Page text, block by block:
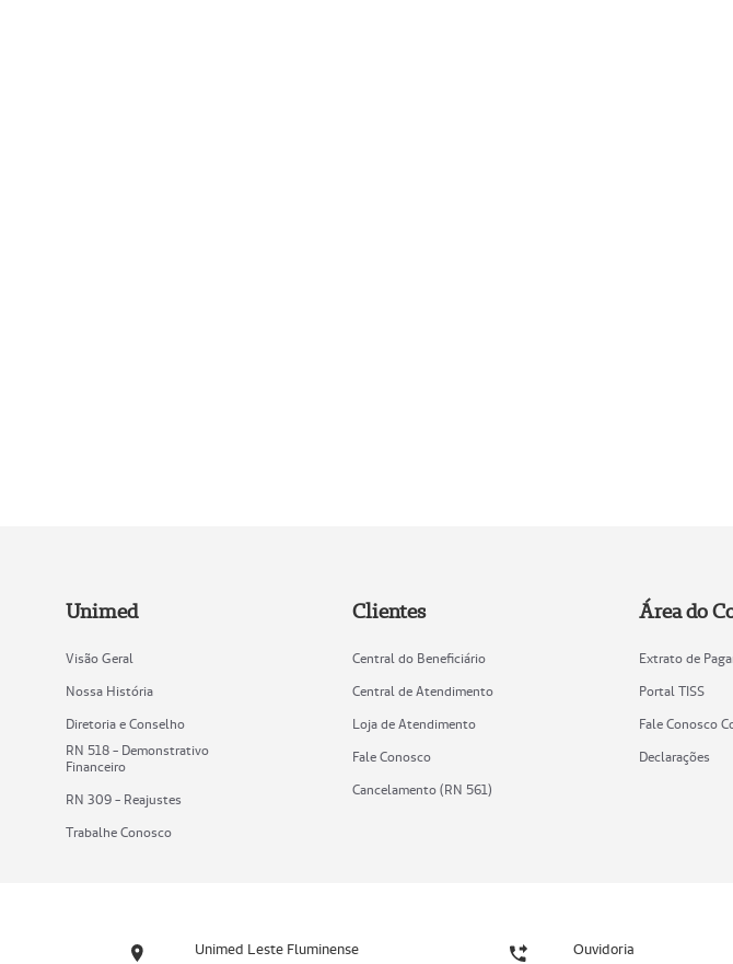
Unimed
Visão Geral
Nossa História
Diretoria e Conselho
RN 518 - Demonstrativo
Financeiro
RN 309 - Reajustes
Trabalhe Conosco
Clientes
Central do Beneficiário
Central de Atendimento
Loja de Atendimento
Fale Conosco
Cancelamento (RN 561)
Área do
Extrato de
Portal TISS
Fale Conosco
Declarações
Unimed Leste Fluminense Ouvidoria